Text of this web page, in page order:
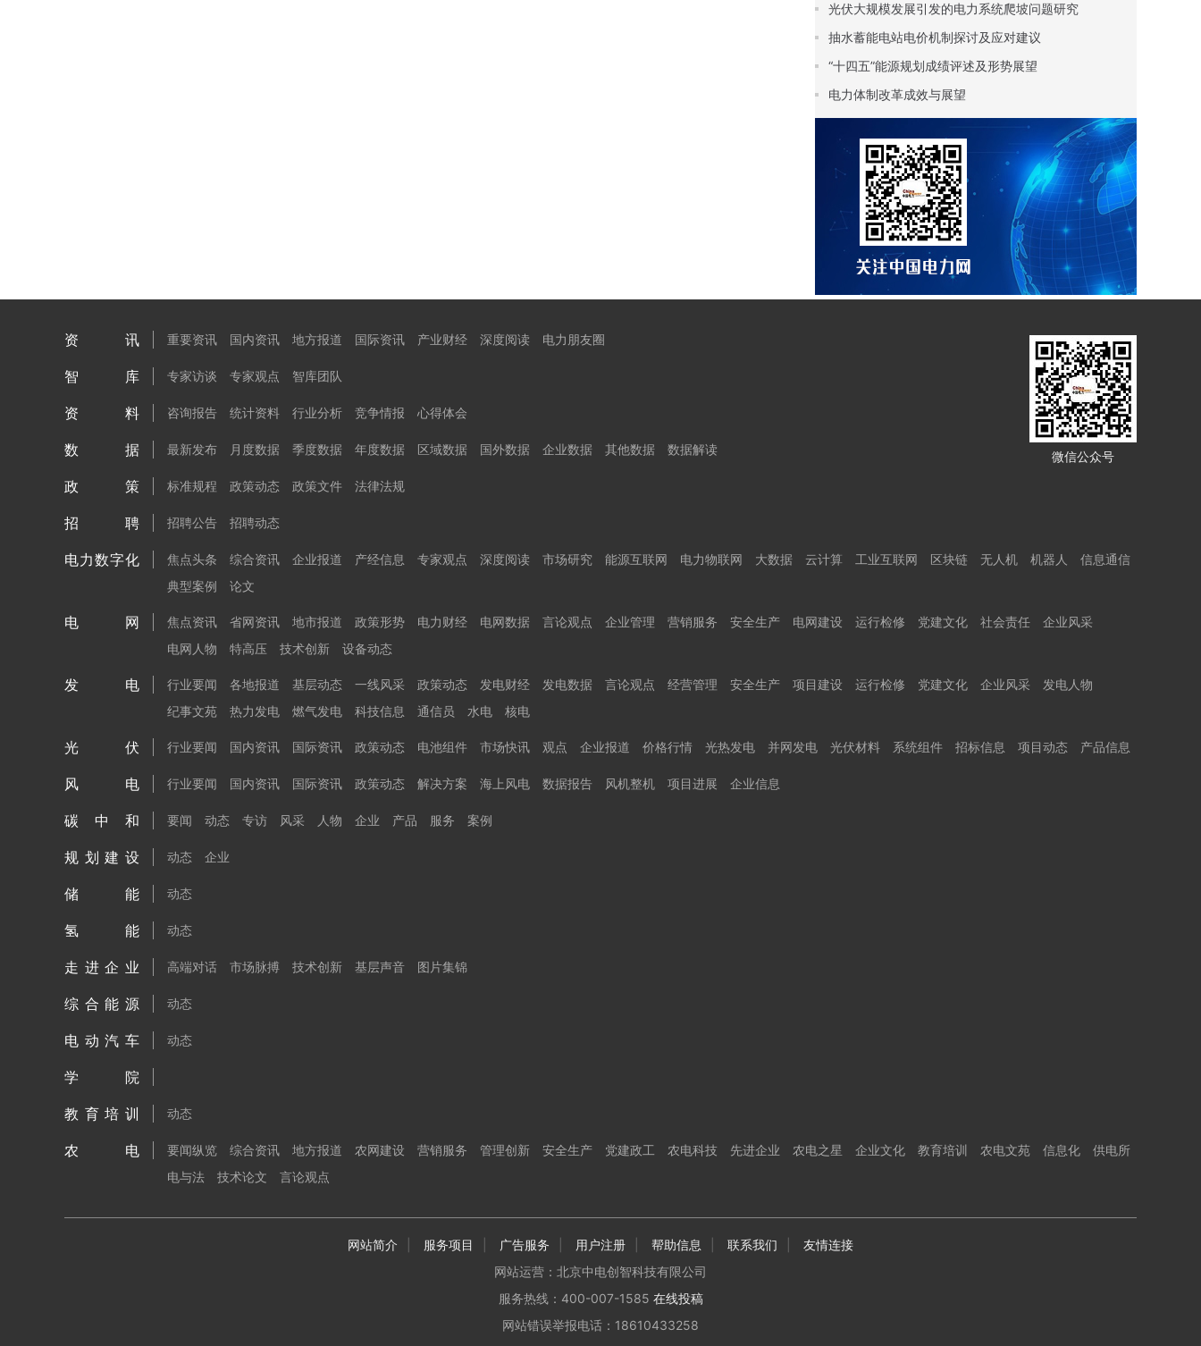
光伏大规模发展引发的电力系统爬坡问题研究
抽水蓄能电站电价机制探讨及应对建议
“十四五”能源规划成绩评述及形势展望
电力体制改革成效与展望
微信公众号
资讯 重要资讯 国内资讯 地方报道 国际资讯 产业财经 深度阅读 电力朋友圈
智库 专家访谈 专家观点 智库团队
资料 咨询报告 统计资料 行业分析 竞争情报 心得体会
数据 最新发布 月度数据 季度数据 年度数据 区域数据 国外数据 企业数据 其他数据 数据解读
政策 标准规程 政策动态 政策文件 法律法规
招聘 招聘公告 招聘动态
电力数字化 焦点头条 综合资讯 企业报道 产经信息 专家观点 深度阅读 市场研究 能源互联网 电力物联网 大数据 云计算 工业互联网 区块链 无人机 机器人
信息通信
典型案例
论文
电网 焦点资讯 省网资讯 地市报道 政策形势 电力财经 电网数据 言论观点 企业管理 营销服务 安全生产 电网建设 运行检修 党建文化 社会责任
企业风采
电网人物
特高压 技术创新 设备动态
发电 行业要闻 各地报道 基层动态 一线风采 政策动态 发电财经 发电数据 言论观点 经营管理 安全生产 项目建设 运行检修 党建文化 企业风采
发电人物
纪事文苑
热力发电 燃气发电 科技信息 通信员 水电 核电
光伏 行业要闻 国内资讯 国际资讯 政策动态 电池组件 市场快讯 观点 企业报道 价格行情 光热发电 并网发电 光伏材料 系统组件 招标信息 项目动态 产品信息
风电 行业要闻 国内资讯 国际资讯 政策动态 解决方案 海上风电 数据报告 风机整机 项目进展 企业信息
碳中和 要闻 动态 专访 风采 人物 企业 产品 服务 案例
规划建设 动态 企业
储能 动态
氢能 动态
走进企业 高端对话 市场脉搏 技术创新 基层声音 图片集锦
综合能源 动态
电动汽车 动态
学院
教育培训 动态
农电 要闻纵览 综合资讯 地方报道 农网建设 营销服务 管理创新 安全生产 党建政工 农电科技 先进企业 农电之星 企业文化 教育培训 农电文苑 信息化
供电所
电与法
技术论文 言论观点
网站简介 服务项目 广告服务 用户注册 帮助信息 联系我们
友情连接
网站运营：北京中电创智科技有限公司
服务热线：400-007-1585 在线投稿
网站错误举报电话：18610433258